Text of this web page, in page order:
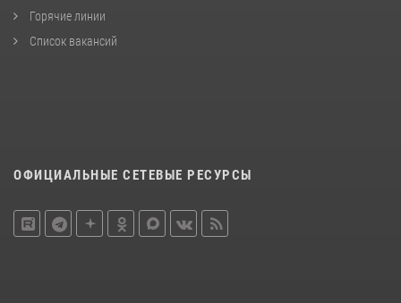
Горячие линии
Список вакансий
ОФИЦИАЛЬНЫЕ СЕТЕВЫЕ РЕСУРСЫ